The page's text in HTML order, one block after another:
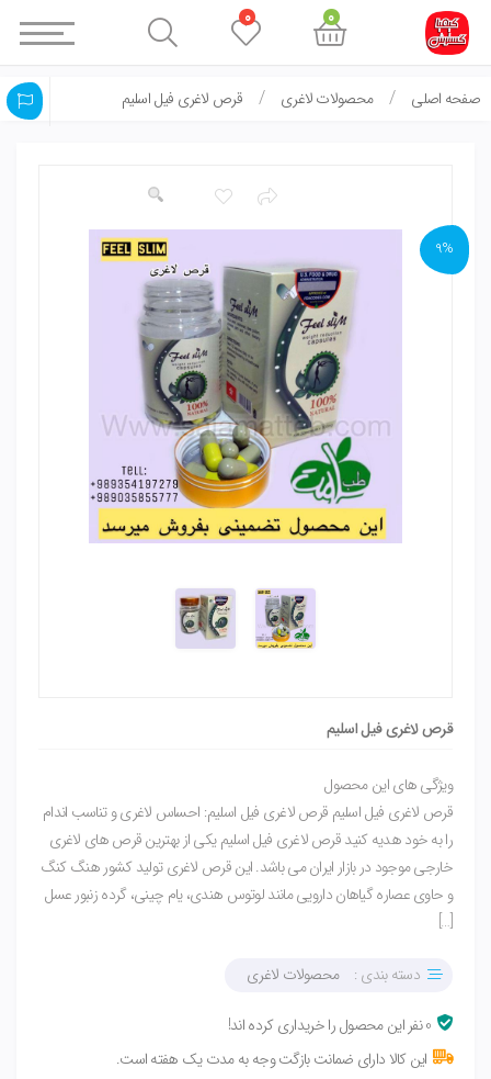
صفحه اصلی محصولات لاغری قرص لاغری فیل اسلیم
9%
قرص لاغری فیل اسلیم
ویژگی های این محصول
قرص لاغری فیل اسلیم قرص لاغری فیل اسلیم: احساس لاغری و تناسب اندام
را به خود هدیه کنید قرص لاغری فیل اسلیم یکی از بهترین قرص های لاغری
خارجی موجود در بازار ایران می باشد. این قرص لاغری تولید کشور هنگ کنگ
و حاوی عصاره گیاهان دارویی مانند لوتوس هندی، یام چینی، گرده زنبور عسل
[…]
دسته بندی : محصولات لاغری
0 نفر این محصول را خریداری کرده اند!
این کالا دارای ضمانت بازگت وجه به مدت یک هفته است.
0
0